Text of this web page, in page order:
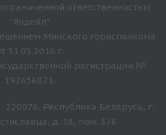
ответственностью
"Яндейл".
Минского горисполкома
31.05.2016 г.
регистрации №
192656821.
Республика Беларусь, г.
д. 18, пом. 376